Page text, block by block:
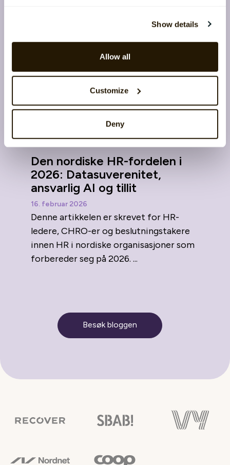
Show details
Allow all
Customize
Deny
Den nordiske HR-fordelen i
2026: Datasuverenitet,
ansvarlig AI og tillit
16. februar 2026
Denne artikkelen er skrevet for HR-
ledere, CHRO-er og beslutningstakere
innen HR i nordiske organisasjoner som
forbereder seg på 2026. ...
Besøk bloggen